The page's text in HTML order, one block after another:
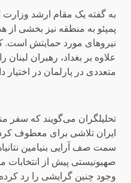
به گفته یک مقام ارشد وزارت
پمپئو به منطقه نیز بخشی
نیروهای مورد حمایتش است.
علاوه بر بغداد، رهبران
متعددی در پارلمان در
تحلیلگران می‌گویند که سفر
ایران تلاشی برای معطوف
سمت صف آرایی بنیامین
صهیونیستی پیش از انتخابات
وجود چنین گرایشی را رد